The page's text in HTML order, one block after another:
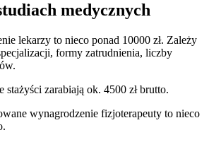
medycznych
lekarzy to nieco ponad 10000 zł. Zależy
formy zatrudnienia, liczby
stażyści zarabiają ok. 4500 zł brutto.
wynagrodzenie fizjoterapeuty to nieco